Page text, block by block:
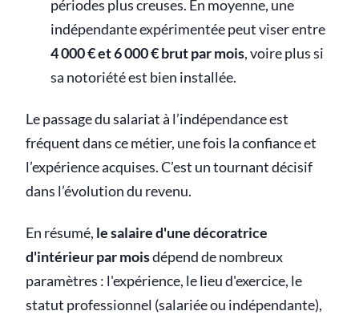
périodes plus creuses. En moyenne, une
indépendante expérimentée peut viser entre
4 000 € et 6 000 € brut par mois, voire plus si
sa notoriété est bien installée.
Le passage du salariat à l’indépendance est
fréquent dans ce métier, une fois la confiance et
l’expérience acquises. C’est un tournant décisif
dans l’évolution du revenu.
En résumé, le salaire d'une décoratrice
d'intérieur par moisdépend de nombreux
paramètres : l'expérience, le lieu d'exercice, le
statut professionnel (salariée ou indépendante),